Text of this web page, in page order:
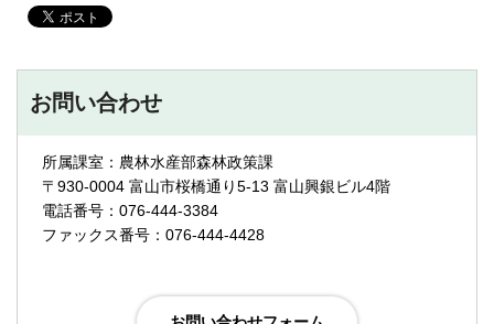
お問い合わせ
所属課室：農林水産部森林政策課
〒930-0004 富山市桜橋通り5-13 富山興銀ビル4階
電話番号：076-444-3384
ファックス番号：076-444-4428